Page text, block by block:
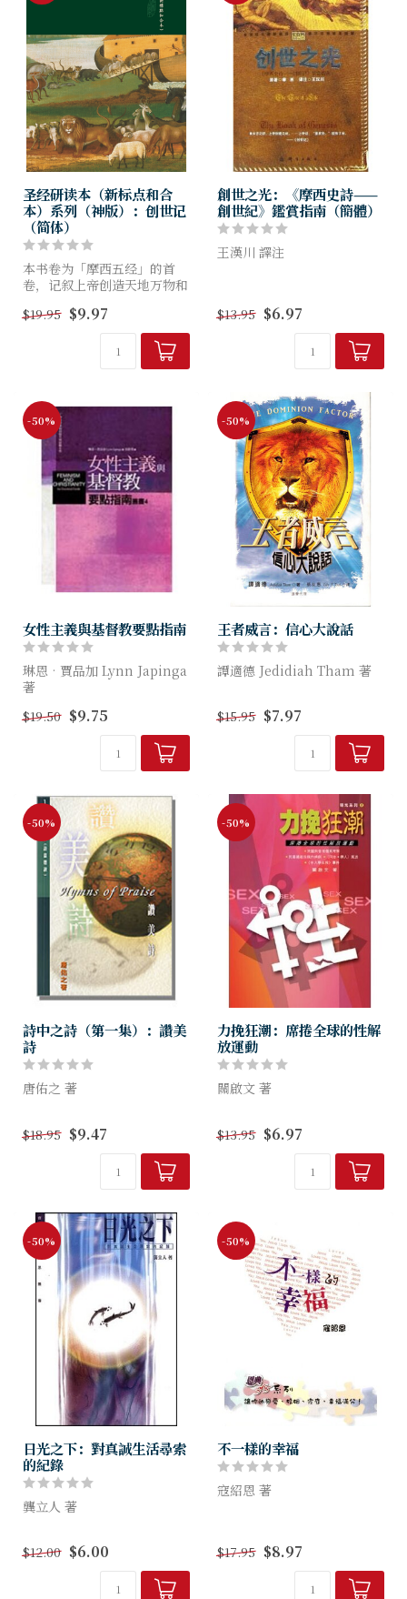
圣经研读本（新标点和合
本）系列（神版）：创世记
（简体）
本书卷为「摩西五经」的首
卷，记叙上帝创造天地万物和
存的乐园，却成为矛盾、仇
恨、杀戮和死亡之地。上帝为
此呼召亚伯拉罕，与他和他的
$19.95 $9.97
創世之光：《摩西史詩——
創世紀》鑑賞指南（簡體）
王漢川 譯注
画卷以娓娓动听、引人入胜的
形式展现出来。其目的就是为
读者或者听众铺设一条通往经
$13.95 $6.97
-50%
女性主義與基督教要點指南
琳恩‧賈品加 Lynn Japinga
著
若你想知道基督教女性主義者
如何處理父權主義、對女性的
看法，以及探討基督教提升與
鼓勵女人的神學內容，本書是
$19.50 $9.75
-50%
王者威言：信心大說話
譚適德 Jedidiah Tham 著
自己的信心。真正的信心具有
統御全地的磅碼氣勢，展現猶
大獅子獲致全勝的治理權，將
$15.95 $7.97
-50%
詩中之詩（第一集）：讚美
詩
唐佑之 著
歷史之主」兩部分，前者有五
篇，後者有七篇。作者討論每
篇詩篇，均分成四分題，即
「概論」、「註釋」、「靈
$18.95 $9.47
-50%
力挽狂潮：席捲全球的性解
放運動
關啟文 著
年香港人對性文化的議題，爭
拗得鬧哄哄，遠有性傾向歧視
法例的爭論，近有〈同志‧戀
人〉、《中大學生報》風波。
$13.95 $6.97
-50%
日光之下：對真誠生活尋索
的紀錄
龔立人 著
壇》「日光之下」專欄裏的文
章。文章分為生活、社會、道
德、信仰和感情五部分
$12.00 $6.00
-50%
不一樣的幸福
寇紹恩 著
境遇，不一樣的個性，不一樣
的恩典，譜出不一樣的幸福篇
$17.95 $8.97